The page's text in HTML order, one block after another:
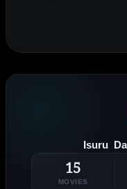
Isuru
15
MOVIES